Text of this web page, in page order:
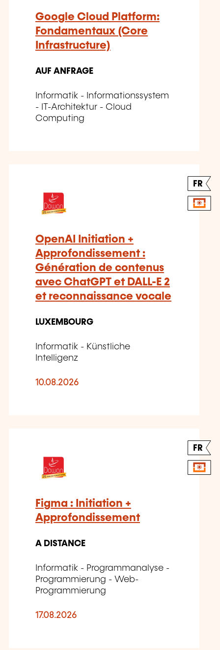
Google Cloud Platform:
Fondamentaux (Core
Infrastructure)
AUF ANFRAGE
Informatik - Informationssystem
- IT-Architektur - Cloud
Computing
FR
OpenAI Initiation +
Approfondissement :
Génération de contenus
avec ChatGPT et DALL-E 2
et reconnaissance vocale
LUXEMBOURG
Informatik - Künstliche
Intelligenz
10.08.2026
FR
Figma : Initiation +
Approfondissement
A DISTANCE
Informatik - Programmanalyse -
Programmierung - Web-
Programmierung
17.08.2026